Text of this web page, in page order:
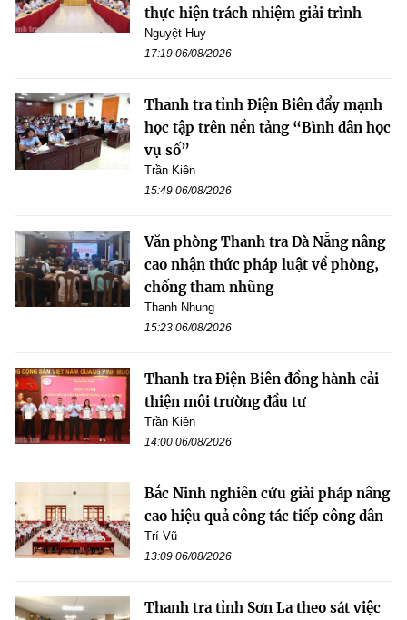
thực hiện trách nhiệm giải trình
Nguyệt Huy
17:19 06/08/2026
Thanh tra tỉnh Điện Biên đẩy mạnh
học tập trên nền tảng “Bình dân học
vụ số”
Trần Kiên
15:49 06/08/2026
Văn phòng Thanh tra Đà Nẵng nâng
cao nhận thức pháp luật về phòng,
chống tham nhũng
Thanh Nhung
15:23 06/08/2026
Thanh tra Điện Biên đồng hành cải
thiện môi trường đầu tư
Trần Kiên
14:00 06/08/2026
Bắc Ninh nghiên cứu giải pháp nâng
cao hiệu quả công tác tiếp công dân
Trí Vũ
13:09 06/08/2026
Thanh tra tỉnh Sơn La theo sát việc